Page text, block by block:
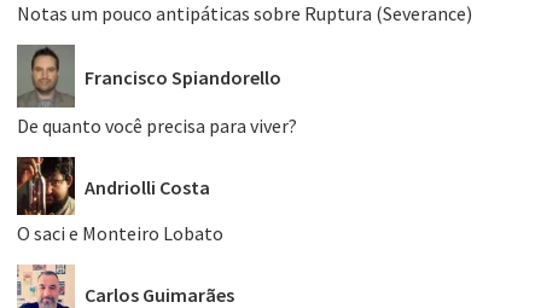
Notas um pouco antipáticas sobre Ruptura (Severance)
Francisco Spiandorello
De quanto você precisa para viver?
Andriolli Costa
O saci e Monteiro Lobato
Carlos Guimarães